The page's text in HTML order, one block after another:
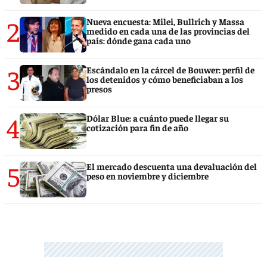
2
Nueva encuesta: Milei, Bullrich y Massa
medido en cada una de las provincias del
país: dónde gana cada uno
3
Escándalo en la cárcel de Bouwer: perfil de
los detenidos y cómo beneficiaban a los
presos
4
Dólar Blue: a cuánto puede llegar su
cotización para fin de año
5
El mercado descuenta una devaluación del
peso en noviembre y diciembre